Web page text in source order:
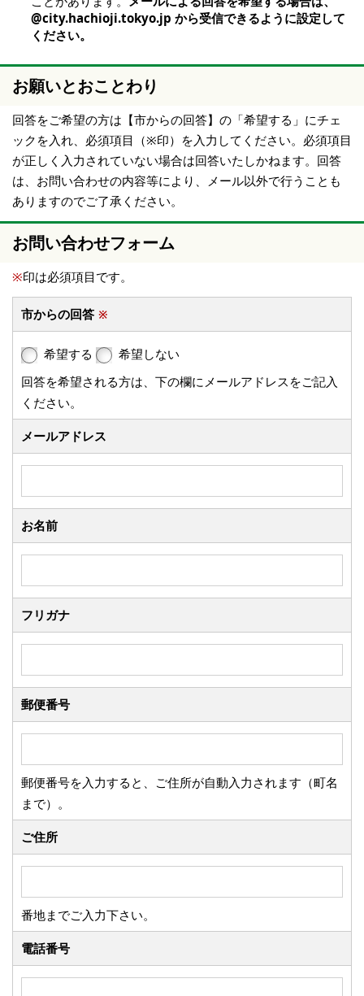
@city.hachioji.tokyo.jp から受信できるように設定して
ください。
お願いとおことわり
回答をご希望の方は【市からの回答】の「希望する」にチェ
ックを入れ、必須項目（※印）を入力してください。必須項目
が正しく入力されていない場合は回答いたしかねます。回答
は、お問い合わせの内容等により、メール以外で行うことも
ありますのでご了承ください。
お問い合わせフォーム
※印は必須項目です。
市からの回答 ※
希望する
希望しない
回答を希望される方は、下の欄にメールアドレスをご記入
ください。
メールアドレス
お名前
フリガナ
郵便番号
郵便番号を入力すると、ご住所が自動入力されます（町名
まで）。
ご住所
番地までご入力下さい。
電話番号